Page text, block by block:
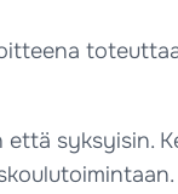
että syksyisin.